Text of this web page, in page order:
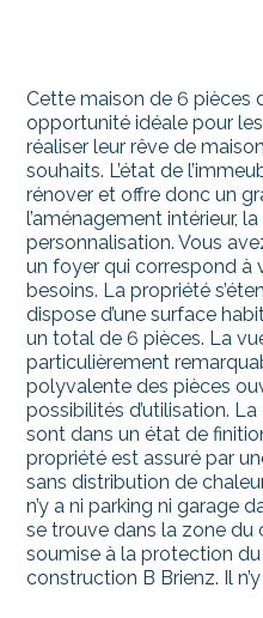
Cette maison de 6 pièces
opportunité idéale pour
réaliser leur rêve de
souhaits. L’état de
rénover et offre donc un
l’aménagement intérieur,
personnalisation. Vous
un foyer qui correspond à
besoins. La propriété
dispose d’une surface
un total de 6 pièces. La
particulièrement
polyvalente des pièces
possibilités d’utilisation.
sont dans un état de
propriété est assuré par
sans distribution de
n’y a ni parking ni garage
se trouve dans la zone du
soumise à la protection
construction B Brienz. Il